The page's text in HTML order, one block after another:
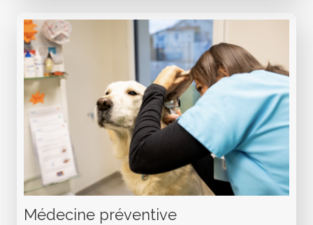
Médecine préventive